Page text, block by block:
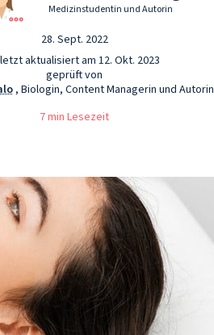
Medizinstudentin und Autorin
28. Sept. 2022
aktualisiert am 12. Okt. 2023
geprüft von
, Biologin, Content Managerin und Autorin
7 min Lesezeit